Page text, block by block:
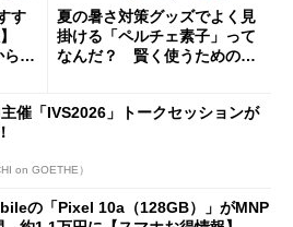
す
らお
夏の暑さ対策グッズでよく見
掛ける「ペルチェ素子」って
なんだ？ 賢く使うための注
催「IVS2026」トークセッションが
on GOETHE）
の「Pixel 10a（128GB）」がMNP